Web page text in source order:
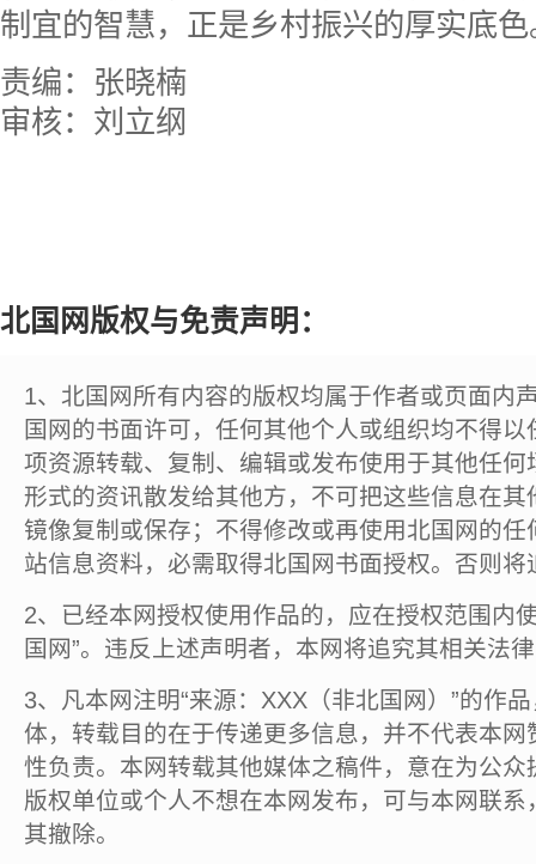
制宜的智慧，正是乡村振兴的厚实底色
责编：张晓楠
审核：刘立纲
北国网版权与免责声明：
1、北国网所有内容的版权均属于作者或页面内
国网的书面许可，任何其他个人或组织均不得
项资源转载、复制、编辑或发布使用于其他任
形式的资讯散发给其他方，不可把这些信息在
镜像复制或保存；不得修改或再使用北国网的
站信息资料，必需取得北国网书面授权。否则将
2、已经本网授权使用作品的，应在授权范围内
国网”。违反上述声明者，本网将追究其相关法
3、凡本网注明“来源：XXX（非北国网）”的作
体，转载目的在于传递更多信息，并不代表本
性负责。本网转载其他媒体之稿件，意在为公
版权单位或个人不想在本网发布，可与本网联
其撤除。